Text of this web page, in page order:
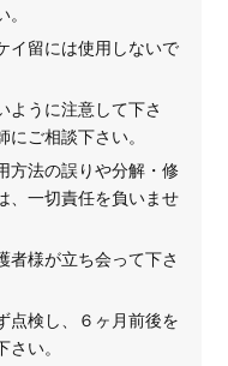
イ留には使用しないで
ように注意して下さ
ご相談下さい。
方法の誤りや分解・修
、一切責任を負いませ
者様が立ち会って下さ
点検し、６ヶ月前後を
い。